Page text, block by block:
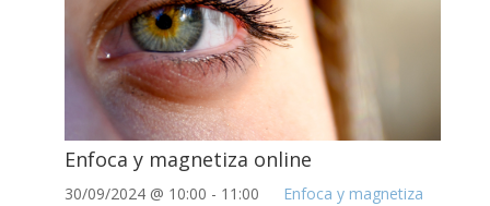
Enfoca y magnetiza online
30/09/2024 @ 10:00 - 11:00
Enfoca y magnetiza